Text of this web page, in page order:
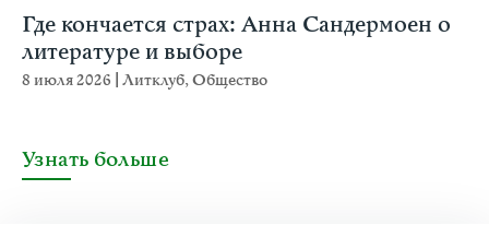
Где кончается страх: Анна Сандермоен о
литературе и выборе
8 июля 2026 Литклуб,Общество
Узнать больше